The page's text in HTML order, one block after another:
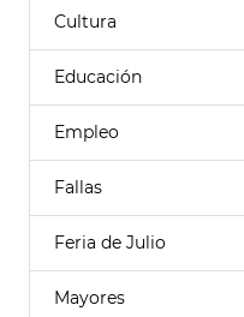
Cultura
Educación
Empleo
Fallas
Feria de Julio
Mayores